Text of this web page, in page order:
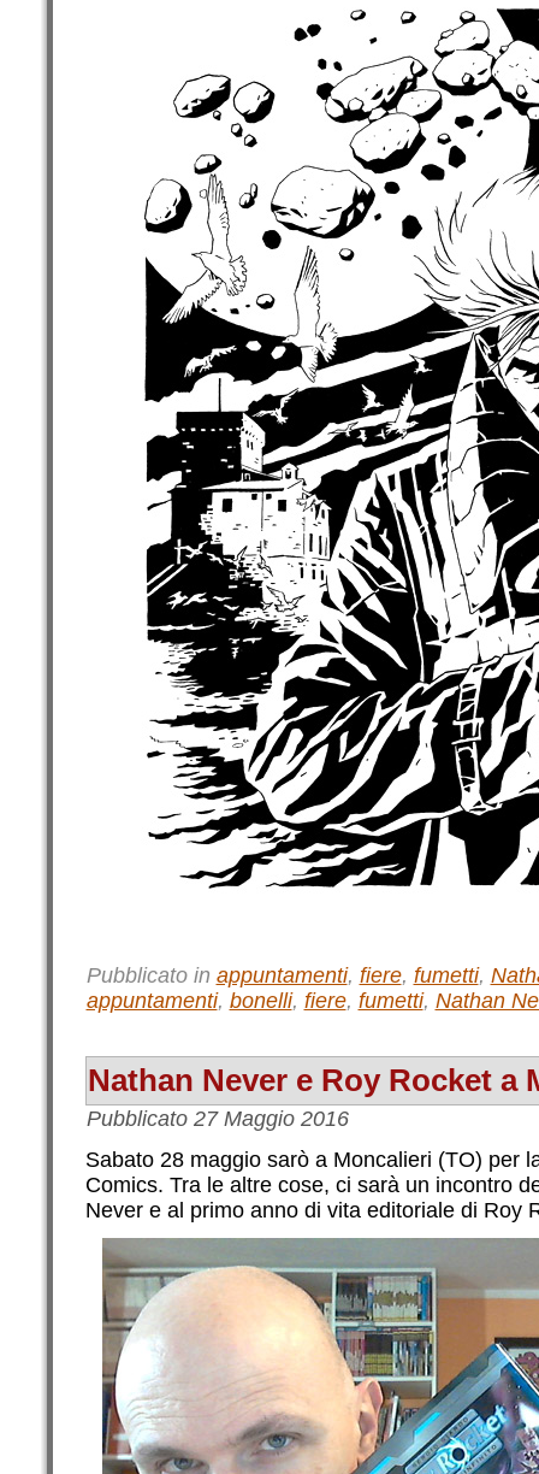
Pubblicato in appuntamenti, fiere, fumetti,
appuntamenti, bonelli, fiere, fumetti, Nathan
Nathan Never e Roy Rocket a
Pubblicato 27 Maggio 2016
Sabato 28 maggio sarò a Moncalieri (TO) per
Comics. Tra le altre cose, ci sarà un incontro
Never e al primo anno di vita editoriale di